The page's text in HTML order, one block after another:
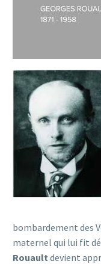
bombardement des
maternel qui lui fit
Rouault devient